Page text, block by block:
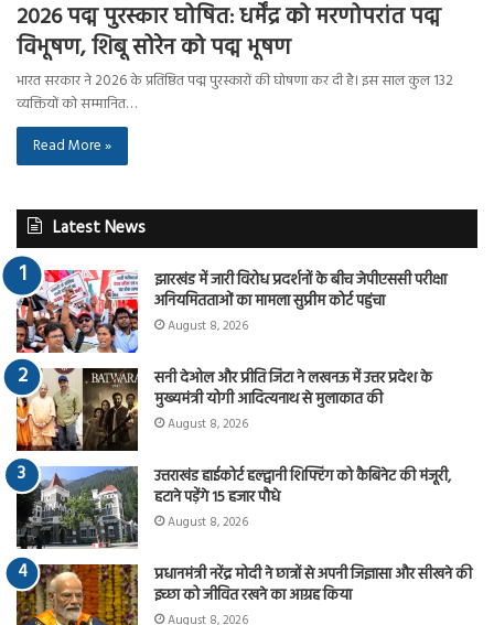
2026 पद्म पुरस्कार घोषित: धर्मेंद्र को मरणोपरांत पद्म
विभूषण, शिबू सोरेन को पद्म भूषण
भारत सरकार ने 2026 के प्रतिष्ठित पद्म पुरस्कारों की घोषणा कर दी है। इस साल कुल 132
व्यक्तियों को सम्मानित…
Read More »
Latest News
झारखंड में जारी विरोध प्रदर्शनों के बीच जेपीएससी परीक्षा
अनियमितताओं का मामला सुप्रीम कोर्ट पहुंचा
August 8, 2026
सनी देओल और प्रीति जिंटा ने लखनऊ में उत्तर प्रदेश के
मुख्यमंत्री योगी आदित्यनाथ से मुलाकात की
August 8, 2026
उत्तराखंड हाईकोर्ट हल्द्वानी शिफ्टिंग को कैबिनेट की मंजूरी,
हटाने पड़ेंगे 15 हजार पौधे
August 8, 2026
प्रधानमंत्री नरेंद्र मोदी ने छात्रों से अपनी जिज्ञासा और सीखने की
इच्छा को जीवित रखने का आग्रह किया
August 8, 2026